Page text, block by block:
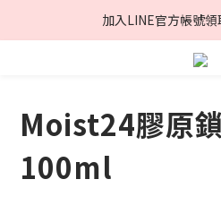
夏日美肌節🏖️輸入折
加入LINE官方帳號
夏日美肌節🏖️輸入折
Moist24膠原
100ml